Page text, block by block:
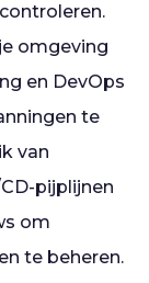
omgeving
en DevOps
te
van
pijplijnen
om
te beheren.